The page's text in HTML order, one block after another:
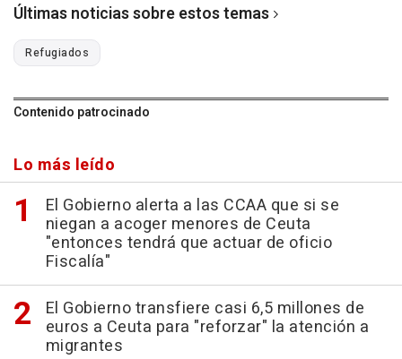
Últimas noticias sobre estos temas
Refugiados
Contenido patrocinado
Lo más leído
El Gobierno alerta a las CCAA que si se
niegan a acoger menores de Ceuta
"entonces tendrá que actuar de oficio
Fiscalía"
El Gobierno transfiere casi 6,5 millones de
euros a Ceuta para "reforzar" la atención a
migrantes